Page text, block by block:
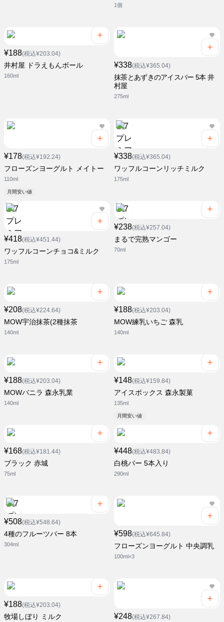
1個
¥188(税込¥203.04)
井村屋 ドラえもんボール
160ml
¥338(税込¥365.04)
抹茶とあずきのアイスバー 5本 井
村屋
275ml
¥178(税込¥192.24)
フローズンヨーグルト メイトー
110ml
月間安い値
¥338(税込¥365.04)
ワッフルコーンリッチミルク
175ml
¥418(税込¥451.44)
ワッフルコーンチョコ&ミルク
175ml
¥238(税込¥257.04)
まるで完熟マンゴー
70ml
¥208(税込¥224.64)
MOW宇治抹茶(2種抹茶
140ml
¥188(税込¥203.04)
MOW練乳いちご 森乳
140ml
¥188(税込¥203.04)
MOWバニラ 森永乳業
140ml
¥148(税込¥159.84)
アイスボックス 森永製菓
135ml
月間安い値
¥168(税込¥181.44)
ブラック 赤城
75ml
¥448(税込¥483.84)
白桃バー 5本入り
290ml
¥508(税込¥548.64)
4種のフルーツバー 8本
304ml
¥598(税込¥645.84)
フローズンヨーグルト 中央調乳
100ml×3
¥188(税込¥203.04)
牧場しぼり ミルク ¥248(税込¥267.84)